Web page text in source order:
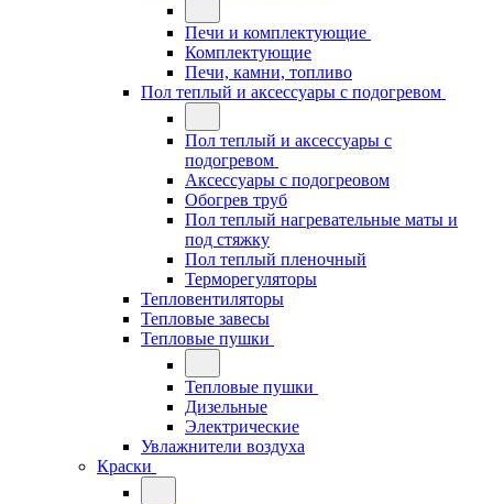
Печи и комплектующие
Комплектующие
Печи, камни, топливо
Пол теплый и аксессуары с подогревом
Пол теплый и аксессуары с
подогревом
Аксессуары с подогреовом
Обогрев труб
Пол теплый нагревательные маты и
под стяжку
Пол теплый пленочный
Терморегуляторы
Тепловентиляторы
Тепловые завесы
Тепловые пушки
Тепловые пушки
Дизельные
Электрические
Увлажнители воздуха
Краски